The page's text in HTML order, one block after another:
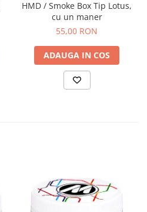
HMD / Smoke Box Tip Lotus,
cu un maner
55,00 RON
ADAUGA IN COS